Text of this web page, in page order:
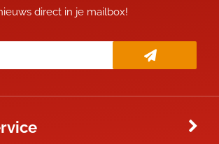
direct in je mailbox!